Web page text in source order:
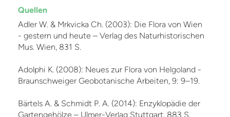
Quellen
Adler W. & Mrkvicka Ch. (2003): Die Flora von Wien
- gestern und heute – Verlag des Naturhistorischen
Mus. Wien, 831 S.
Adolphi K. (2008): Neues zur Flora von Helgoland -
Braunschweiger Geobotanische Arbeiten, 9: 9–19.
Bärtels A. & Schmidt P. A. (2014): Enzyklopädie der
Gartengehölze – Ulmer-Verlag Stuttgart, 883 S.